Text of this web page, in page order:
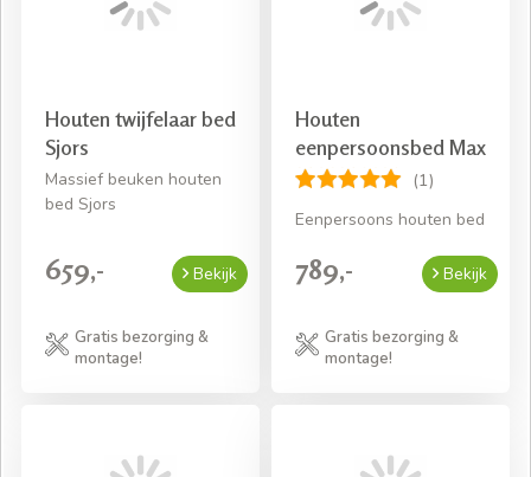
Houten twijfelaar bed
Sjors
Massief beuken houten
bed Sjors
659,- Bekijk
Gratis bezorging &
montage!
Houten
eenpersoonsbed Max
(1)
Eenpersoons houten bed
789,- Bekijk
Gratis bezorging &
montage!